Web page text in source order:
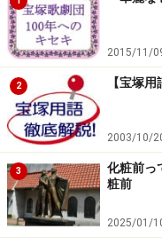
2015/11/
2 【宝塚
2003/10/
3
化粧前っ
粧前
2025/01/